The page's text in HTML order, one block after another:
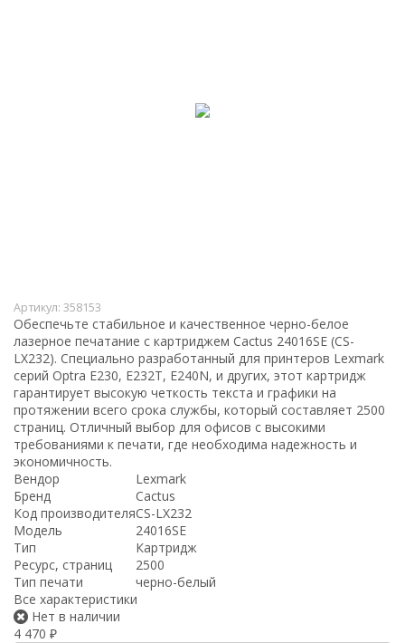
Артикул: 358153
Обеспечьте стабильное и качественное черно-белое
лазерное печатание с картриджем Cactus 24016SE (CS-
LX232). Специально разработанный для принтеров Lexmark
серий Optra E230, E232T, E240N, и других, этот картридж
гарантирует высокую четкость текста и графики на
протяжении всего срока службы, который составляет 2500
страниц. Отличный выбор для офисов с высокими
требованиями к печати, где необходима надежность и
экономичность.
Вендор
Lexmark
Бренд
Cactus
Код производителяCS-LX232
Модель
24016SE
Тип
Картридж
Ресурс, страниц
2500
Тип печати
черно-белый
Все характеристики
Нет в наличии
4 470 ₽